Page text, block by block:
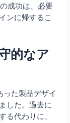
成功は、必要
ンに帰するこ
的なア
った製品デザイ
した。過去に
る代わりに、